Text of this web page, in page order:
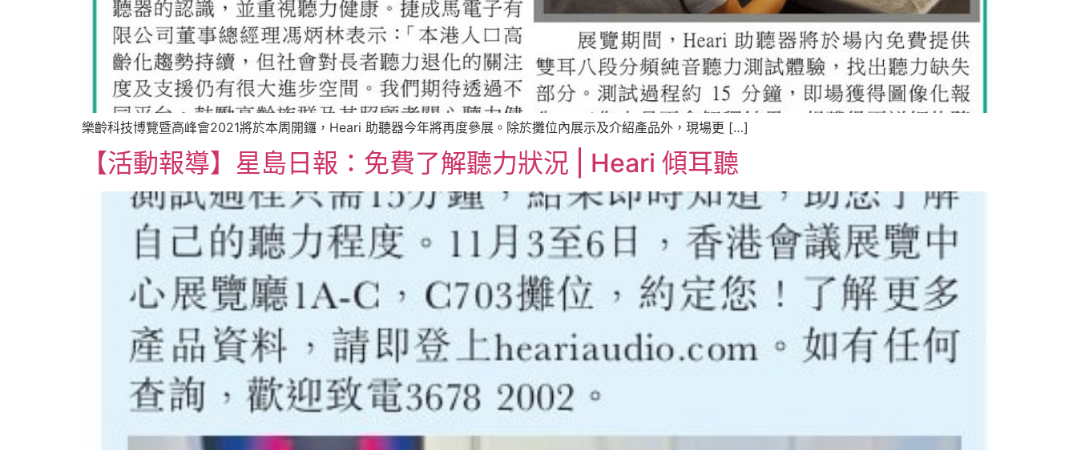
樂齡科技博覽暨高峰會2021將於本周開鑼，Heari 助聽器今年將再度參展。除於攤位內展示及介紹產品外，現場更 […]
【活動報導】星島日報：免費了解聽力狀況 | Heari 傾耳聽